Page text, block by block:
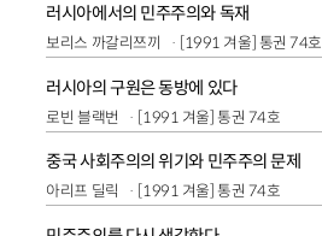
러시아에서의 민주주의와 독재
보리스 까갈리쯔끼 [1991 겨울] 통권 74호
러시아의 구원은 동방에 있다
로빈 블랙번 [1991 겨울] 통권 74호
중국 사회주의의 위기와 민주주의 문제
아리프 딜릭 [1991 겨울] 통권 74호